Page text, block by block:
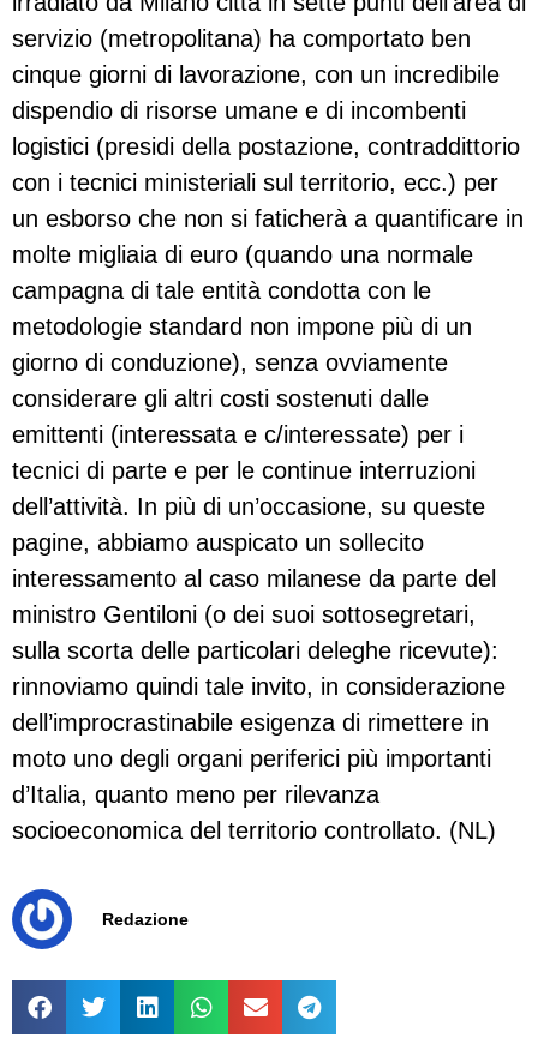
servizio (metropolitana) ha comportato ben
cinque giorni di lavorazione, con un incredibile
dispendio di risorse umane e di incombenti
logistici (presidi della postazione, contraddittorio
con i tecnici ministeriali sul territorio, ecc.) per
un esborso che non si faticherà a quantificare in
molte migliaia di euro (quando una normale
campagna di tale entità condotta con le
metodologie standard non impone più di un
giorno di conduzione), senza ovviamente
considerare gli altri costi sostenuti dalle
emittenti (interessata e c/interessate) per i
tecnici di parte e per le continue interruzioni
dell’attività. In più di un’occasione, su queste
pagine, abbiamo auspicato un sollecito
interessamento al caso milanese da parte del
ministro Gentiloni (o dei suoi sottosegretari,
sulla scorta delle particolari deleghe ricevute):
rinnoviamo quindi tale invito, in considerazione
dell’improcrastinabile esigenza di rimettere in
moto uno degli organi periferici più importanti
d’Italia, quanto meno per rilevanza
socioeconomica del territorio controllato. (NL)
Redazione